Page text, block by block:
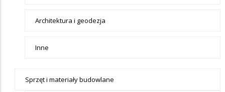
Architektura i geodezja
Inne
Sprzęt i materiały budowlane